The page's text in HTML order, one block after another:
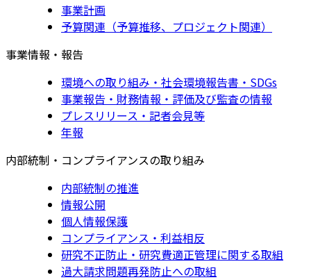
事業計画
予算関連（予算推移、プロジェクト関連）
事業情報・報告
環境への取り組み・社会環境報告書・SDGs
事業報告・財務情報・評価及び監査の情報
プレスリリース・記者会見等
年報
内部統制・コンプライアンスの取り組み
内部統制の推進
情報公開
個人情報保護
コンプライアンス・利益相反
研究不正防止・研究費適正管理に関する取組
過大請求問題再発防止への取組